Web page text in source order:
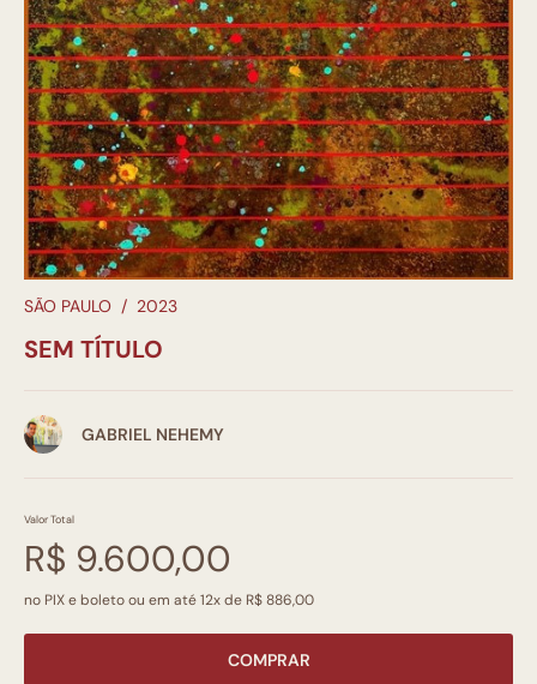
SÃO PAULO / 2023
SEM TÍTULO
GABRIEL NEHEMY
Valor Total
R$ 9.600,00
no PIX e boleto ou em até 12x de R$ 886,00
COMPRAR